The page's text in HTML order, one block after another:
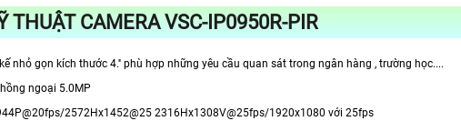
THUẬT CAMERA VSC-IP0950R-PIR
nhỏ gọn kích thước 4.'' phù hợp những yêu cầu quan sát trong ngân hàng , trường học....
ngoại 5.0MP
2572Hx1452@25 2316Hx1308V@25fps/1920x1080 với 25fps